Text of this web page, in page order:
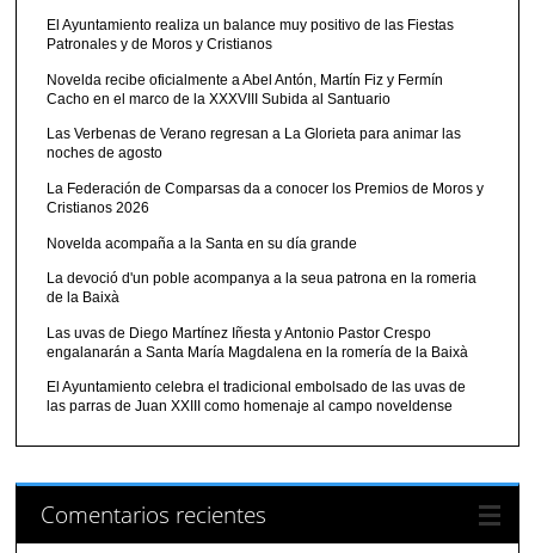
El Ayuntamiento realiza un balance muy positivo de las Fiestas
Patronales y de Moros y Cristianos
Novelda recibe oficialmente a Abel Antón, Martín Fiz y Fermín
Cacho en el marco de la XXXVIII Subida al Santuario
Las Verbenas de Verano regresan a La Glorieta para animar las
noches de agosto
La Federación de Comparsas da a conocer los Premios de Moros y
Cristianos 2026
Novelda acompaña a la Santa en su día grande
La devoció d'un poble acompanya a la seua patrona en la romeria
de la Baixà
Las uvas de Diego Martínez Iñesta y Antonio Pastor Crespo
engalanarán a Santa María Magdalena en la romería de la Baixà
El Ayuntamiento celebra el tradicional embolsado de las uvas de
las parras de Juan XXIII como homenaje al campo noveldense
Comentarios recientes